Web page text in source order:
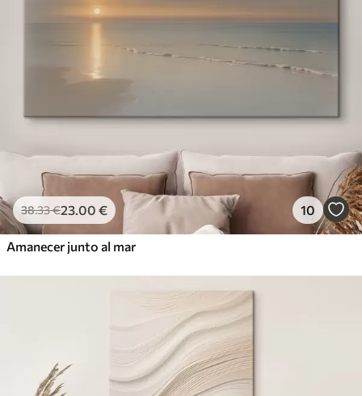
38.33€23.00 € 10
Amanecer junto al mar